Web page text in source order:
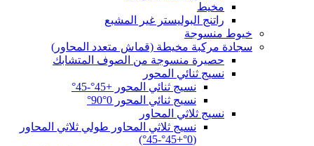
مخيط
راتنج البوليستر غير المشبع
خيوط منسوجة
سجادة مركبة مخيطة (قماش متعدد المحاور)
حصيرة منسوجة من الصوف المتشابك
نسيج ثنائي المحور
نسيج ثنائي المحور +45°-45°
نسيج ثنائي المحور 0°90°
نسيج ثلاثي المحاور
نسيج ثلاثي المحاور طولي ثلاثي المحاور
(0°+45°-45°)